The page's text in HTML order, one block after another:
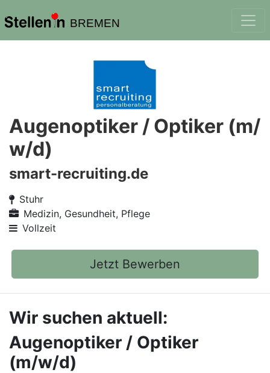
BREMEN
Augenoptiker / Optiker (m/
w/d)
smart-recruiting.de
Stuhr
Medizin, Gesundheit, Pflege
Vollzeit
Jetzt Bewerben
Wir suchen aktuell:
Augenoptiker / Optiker
(m/w/d)